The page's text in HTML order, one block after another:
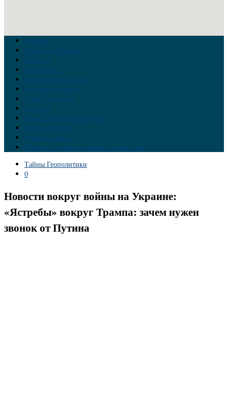
Главная
Война на Украине
Новости
Аналитика
Тайны Геополитики
Российские элиты
Теория заговора
Украина
Новый Мировой Порядок
Тайны истории
Обратная связь
Правила комментирования материалов
Тайны Геополитики
0
Новости вокруг войны на Украине:
«Ястребы» вокруг Трампа: зачем нужен
звонок от Путина